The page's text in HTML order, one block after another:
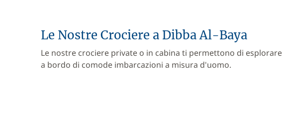
Le Nostre Crociere a Dibba Al-Baya
Le nostre crociere private o in cabina ti permettono di
a bordo di comode imbarcazioni a misura d'uomo.